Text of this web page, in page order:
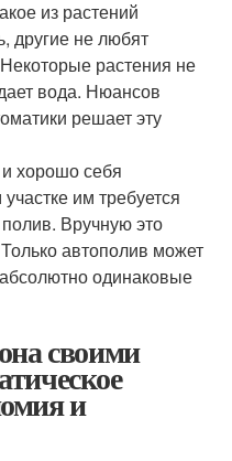
из растений
другие не любят
растения не
вода. Нюансов
решает эту
хорошо себя
им требуется
Вручную это
автополив может
одинаковые
своими
и